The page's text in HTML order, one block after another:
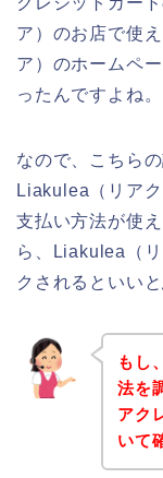
ア）のお店で使
ア）のホームペ
ったんですよね。
なので、こちら
Liakulea（リア
支払い方法が使
ら、Liakulea（
クされるといいと
もし
法を
アク
いて